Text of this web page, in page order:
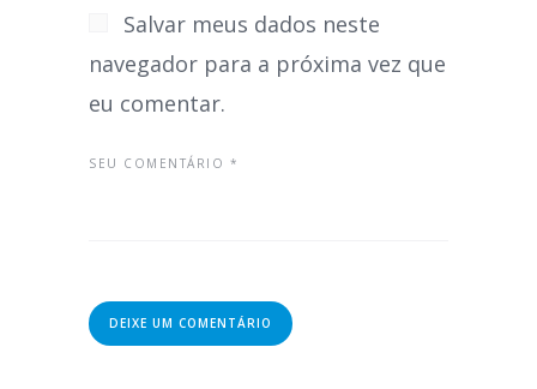
Salvar meus dados neste
navegador para a próxima vez que
eu comentar.